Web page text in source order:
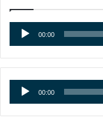
Аудиоплеер
00:00
Аудиоплеер
00:00